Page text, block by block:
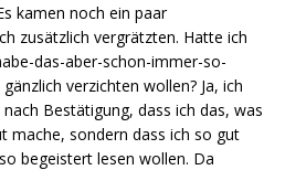
kamen noch ein paar
zusätzlich vergrätzten. Hatte ich
das-aber-schon-immer-so-
verzichten wollen? Ja, ich
Bestätigung, dass ich das, was
mache, sondern dass ich so gut
begeistert lesen wollen. Da